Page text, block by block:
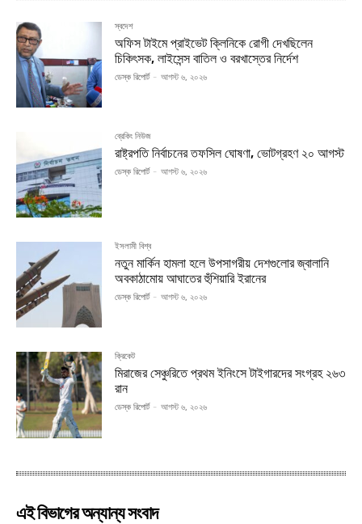
স্বদেশ
অফিস টাইমে প্রাইভেট ক্লিনিকে রোগী দেখছিলেন
চিকিৎসক, লাইসেন্স বাতিল ও বরখাস্তের নির্দেশ
ডেস্ক রিপোর্ট - আগস্ট ৬, ২০২৬
ব্রেকিং নিউজ
রাষ্ট্রপতি নির্বাচনের তফসিল ঘোষণা, ভোটগ্রহণ ২০ আগস্ট
ডেস্ক রিপোর্ট - আগস্ট ৬, ২০২৬
ইসলামী বিশ্ব
নতুন মার্কিন হামলা হলে উপসাগরীয় দেশগুলোর জ্বালানি
অবকাঠামোয় আঘাতের হুঁশিয়ারি ইরানের
ডেস্ক রিপোর্ট - আগস্ট ৬, ২০২৬
ক্রিকেট
মিরাজের সেঞ্চুরিতে প্রথম ইনিংসে টাইগারদের সংগ্রহ ২৬৩
রান
ডেস্ক রিপোর্ট - আগস্ট ৬, ২০২৬
এই বিভাগের অন্যান্য সংবাদ